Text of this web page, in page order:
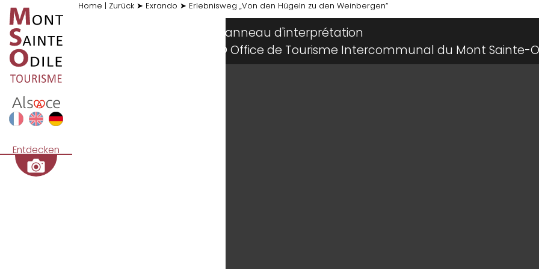
Home | Zurück ➤ Exrando ➤ Erlebnisweg „Von den Hügeln zu den Weinbergen“
Entdecken
du Mont Sainte-Odile / MB
Panneau d'interprétation
© Office de Tourisme Intercommunal du Mont Sainte-